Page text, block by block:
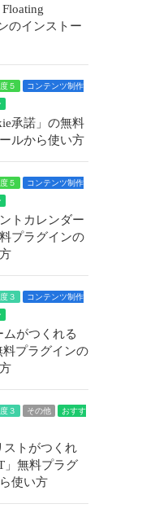
のインストー
５
コンテンツ制作
承諾」の無料
ルから使い方
５
コンテンツ制作
トカレンダー
プラグインの
３
コンテンツ制作
ムがつくれる
料プラグインの
３ その他
おすす
ストがつくれ
」無料プラグ
使い方